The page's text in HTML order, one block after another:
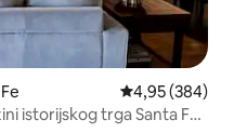
prosječna
4,95 (384)
istorijskog trga Santa Fe